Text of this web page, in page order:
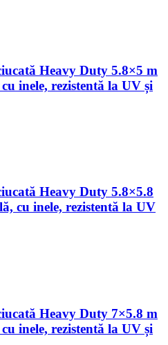
Heavy Duty 5.8×5 m
inele, rezistentă la UV și
Heavy Duty 5.8×5.8
cu inele, rezistentă la UV
Heavy Duty 7×5.8 m
inele, rezistentă la UV și